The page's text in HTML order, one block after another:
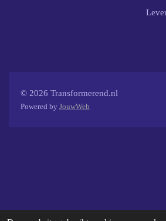
© 2026 Transformerend.nl
Powered by JouwWeb